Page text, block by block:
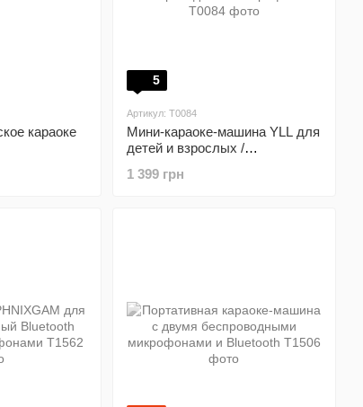
караоке
5
Артикул: T0084
Мини-караоке-машина YLL для
детей и взрослых /
с 2 беспроводными
1 399 грн